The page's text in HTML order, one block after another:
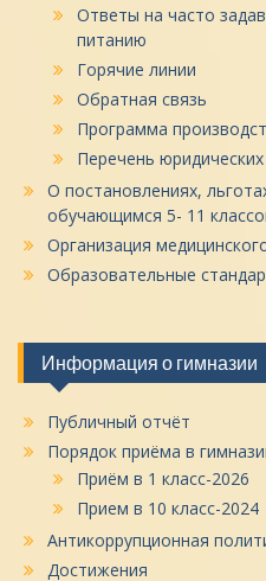
Ответы на часто
питанию
Горячие линии
Обратная связь
Программа
Перечень
О постановлениях,
обучающимся 5- 11
Организация
Образовательные
Информация о гимназии
Публичный отчёт
Порядок приёма в
Приём в 1 класс-2026
Прием в 10 класс-2024
Антикоррупционная
Достижения